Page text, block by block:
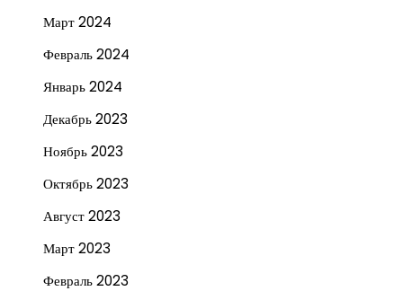
Март 2024
Февраль 2024
Январь 2024
Декабрь 2023
Ноябрь 2023
Октябрь 2023
Август 2023
Март 2023
Февраль 2023